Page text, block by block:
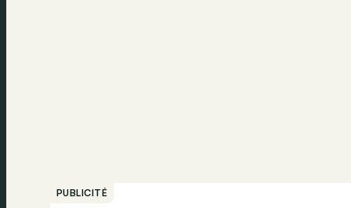
PUBLICITÉ